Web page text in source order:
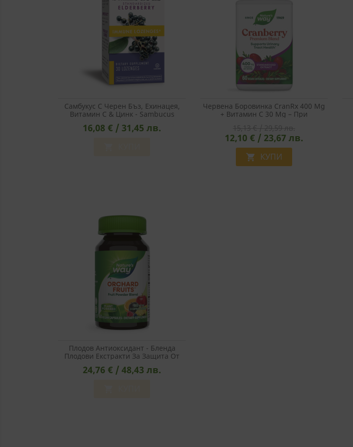
Самбукус С Черен Бъз, Ехинацея,
Витамин С & Цинк - Sambucus
Immune Lozenges, 30 Таблетки За
Смучене
16,08 € / 31,45 лв.
Червена Боровинка CranRx 400 Mg
+ Витамин C 30 Mg – При
12,10 € / 23,67 лв.
 КУПИ
Плодов Антиоксидант - Бленда
Плодови Екстракти За Защита От
Оксидативен Стрес, 60 Капсули
24,76 € / 48,43 лв.